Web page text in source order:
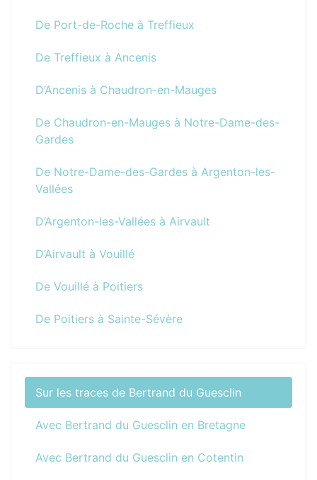
De Port-de-Roche à Treffieux
De Treffieux à Ancenis
D’Ancenis à Chaudron-en-Mauges
De Chaudron-en-Mauges à Notre-Dame-des-
Gardes
De Notre-Dame-des-Gardes à Argenton-les-
Vallées
D’Argenton-les-Vallées à Airvault
D’Airvault à Vouillé
De Vouillé à Poitiers
De Poitiers à Sainte-Sévère
Sur les traces de Bertrand du Guesclin
Avec Bertrand du Guesclin en Bretagne
Avec Bertrand du Guesclin en Cotentin